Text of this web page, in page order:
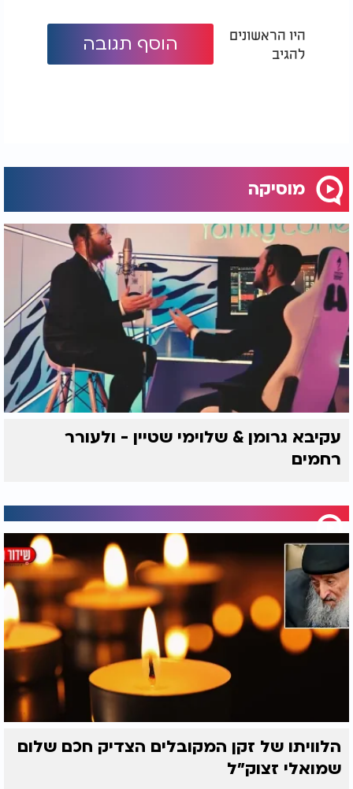
היו הראשונים
להגיב
הוסף תגובה
מוסיקה
עקיבא גרומן & שלוימי שטיין - ולעורר
רחמים
הלוויתו של זקן המקובלים הצדיק חכם שלום
שמואלי זצוק״ל